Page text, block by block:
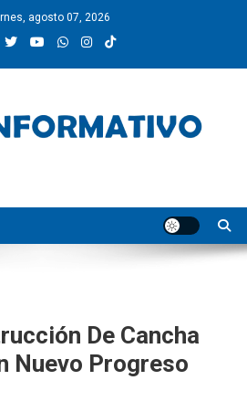
agosto 07, 2026
De Cancha
Nuevo Progreso